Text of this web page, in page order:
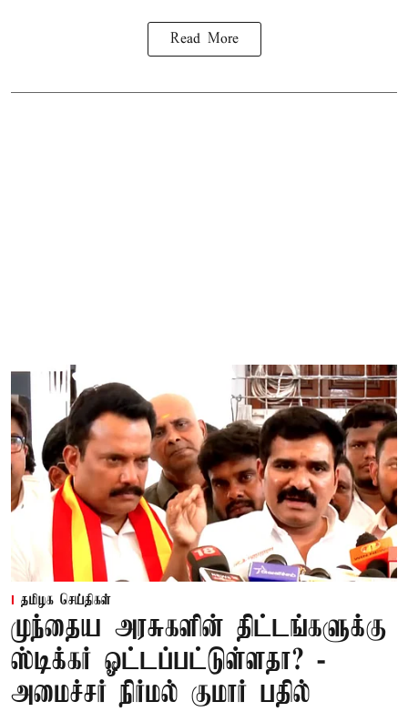
Read More
தமிழக செய்திகள்
முந்தைய அரசுகளின் திட்டங்களுக்கு
ஸ்டிக்கர் ஓட்டப்பட்டுள்ளதா? -
அமைச்சர் நிர்மல் குமார் பதில்